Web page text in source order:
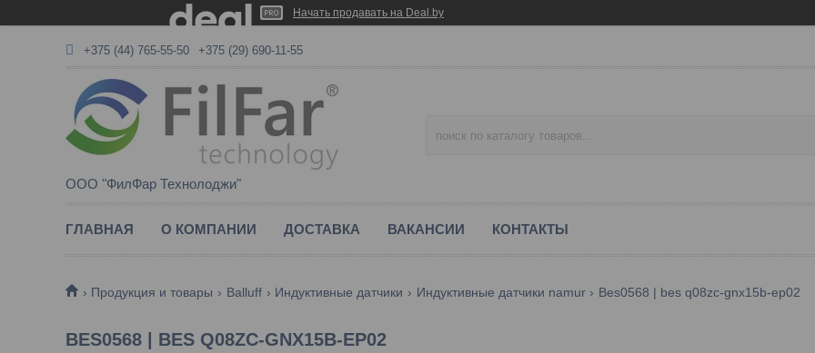
Начать продавать на Deal.by
+375 (44) 765-55-50 +375 (29) 690-11-55
ООО "ФилФар Технолоджи"
ГЛАВНАЯ О КОМПАНИИ ДОСТАВКА ВАКАНСИИ КОНТАКТЫ
Продукция и товары Balluff Индуктивные датчики Индуктивные датчики namur Bes0568 | bes q08zc-gnx15b-ep02
BES0568 | BES Q08ZC-GNX15B-EP02